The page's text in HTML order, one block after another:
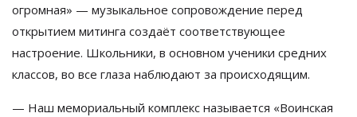
огромная» — музыкальное сопровождение перед
открытием митинга создаёт соответствующее
настроение. Школьники, в основном ученики средних
классов, во все глаза наблюдают за происходящим.
— Наш мемориальный комплекс называется «Воинская